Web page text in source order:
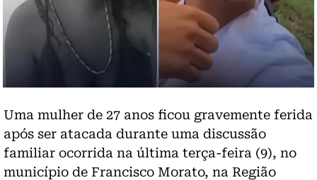
Uma mulher de 27 anos ficou gravemente ferida
após ser atacada durante uma discussão
familiar ocorrida na última terça-feira (9), no
município de Francisco Morato, na Região